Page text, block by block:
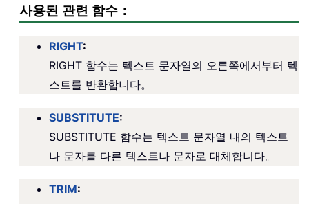
사용된 관련 함수：
RIGHT:
RIGHT 함수는 텍스트 문자열의 오른쪽에서부터 텍
스트를 반환합니다。
SUBSTITUTE:
SUBSTITUTE 함수는 텍스트 문자열 내의 텍스트
나 문자를 다른 텍스트나 문자로 대체합니다。
TRIM: